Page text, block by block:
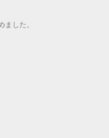
ました。